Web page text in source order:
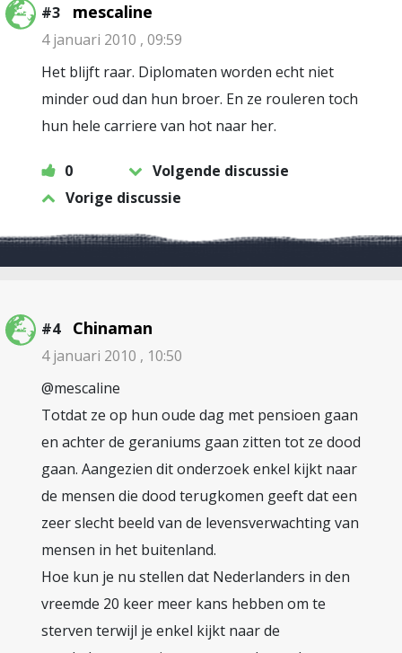
#3 mescaline
4 januari 2010 , 09:59
Het blijft raar. Diplomaten worden echt niet
minder oud dan hun broer. En ze rouleren toch
hun hele carriere van hot naar her.
0
Volgende discussie
Vorige discussie
#4 Chinaman
4 januari 2010 , 10:50
@mescaline
Totdat ze op hun oude dag met pensioen gaan
en achter de geraniums gaan zitten tot ze dood
gaan. Aangezien dit onderzoek enkel kijkt naar
de mensen die dood terugkomen geeft dat een
zeer slecht beeld van de levensverwachting van
mensen in het buitenland.
Hoe kun je nu stellen dat Nederlanders in den
vreemde 20 keer meer kans hebben om te
sterven terwijl je enkel kijkt naar de